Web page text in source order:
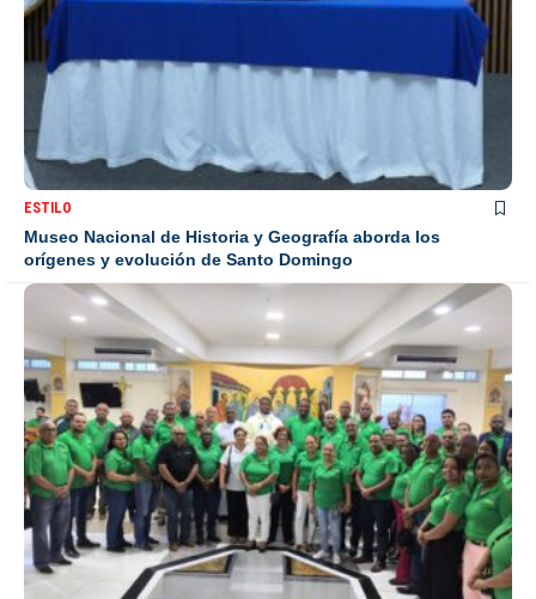
ESTILO
Museo Nacional de Historia y Geografía aborda los
orígenes y evolución de Santo Domingo